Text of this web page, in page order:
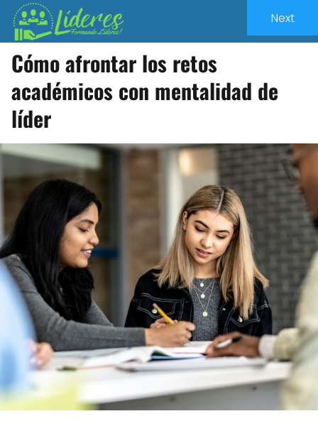
Cómo afrontar los retos
académicos con mentalidad de
líder
Next